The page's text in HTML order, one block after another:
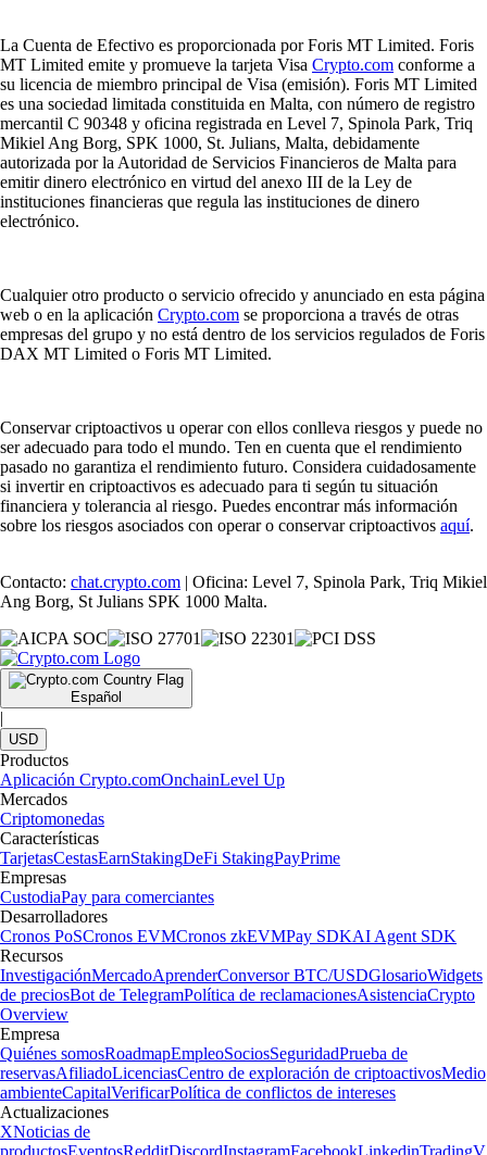
La Cuenta de Efectivo es proporcionada por Foris MT Limited. Foris
MT Limited emite y promueve la tarjeta Visa Crypto.com conforme a
su licencia de miembro principal de Visa (emisión). Foris MT Limited
es una sociedad limitada constituida en Malta, con número de registro
mercantil C 90348 y oficina registrada en Level 7, Spinola Park, Triq
Mikiel Ang Borg, SPK 1000, St. Julians, Malta, debidamente
autorizada por la Autoridad de Servicios Financieros de Malta para
emitir dinero electrónico en virtud del anexo III de la Ley de
instituciones financieras que regula las instituciones de dinero
electrónico.
Cualquier otro producto o servicio ofrecido y anunciado en esta página
web o en la aplicación Crypto.com se proporciona a través de otras
empresas del grupo y no está dentro de los servicios regulados de Foris
DAX MT Limited o Foris MT Limited.
Conservar criptoactivos u operar con ellos conlleva riesgos y puede no
ser adecuado para todo el mundo. Ten en cuenta que el rendimiento
pasado no garantiza el rendimiento futuro. Considera cuidadosamente
si invertir en criptoactivos es adecuado para ti según tu situación
financiera y tolerancia al riesgo. Puedes encontrar más información
sobre los riesgos asociados con operar o conservar criptoactivos aquí.
Contacto: chat.crypto.com | Oficina: Level 7, Spinola Park, Triq Mikiel
Ang Borg, St Julians SPK 1000 Malta.
Español
|
USD
Productos
Aplicación Crypto.comOnchainLevel Up
Mercados
Criptomonedas
Características
TarjetasCestasEarnStakingDeFi StakingPayPrime
Empresas
CustodiaPay para comerciantes
Desarrolladores
Cronos PoSCronos EVMCronos zkEVMPay SDKAI Agent SDK
Recursos
InvestigaciónMercadoAprenderConversor BTC/USDGlosarioWidgets
de preciosBot de TelegramPolítica de reclamacionesAsistenciaCrypto
Overview
Empresa
Quiénes somosRoadmapEmpleoSociosSeguridadPrueba de
reservasAfiliadoLicenciasCentro de exploración de criptoactivosMedio
ambienteCapitalVerificarPolítica de conflictos de intereses
Actualizaciones
XNoticias de
productosEventosRedditDiscordInstagramFacebookLinkedinTradingV